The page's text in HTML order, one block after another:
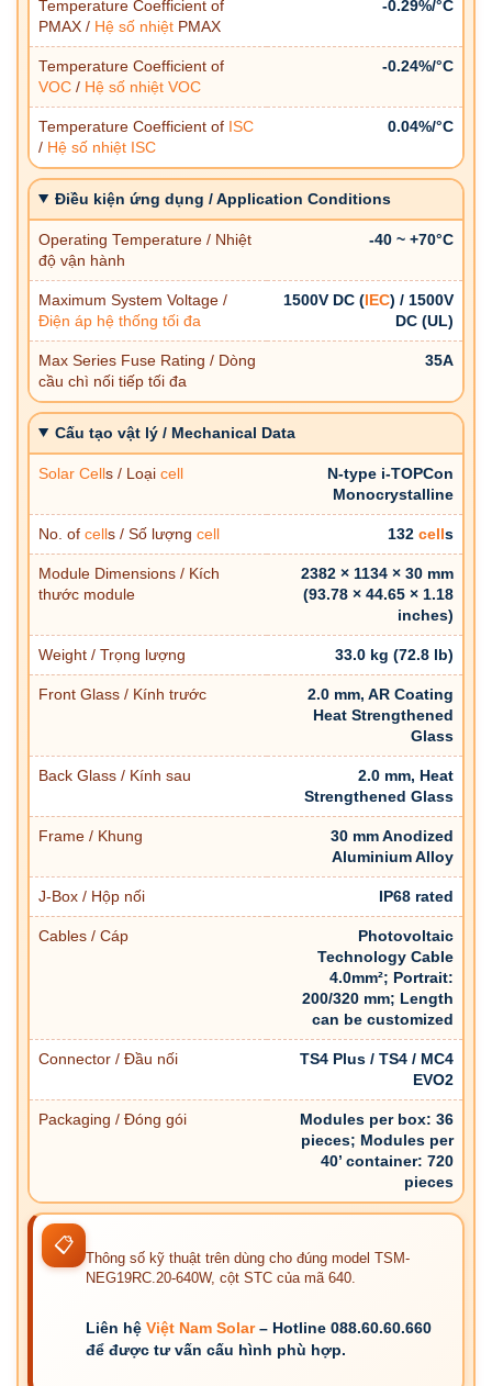
Temperature Coefficient of
PMAX / Hệ số nhiệt PMAX
-0.29%/°C
Temperature Coefficient of
VOC / Hệ số nhiệt VOC
-0.24%/°C
Temperature Coefficient of ISC
/ Hệ số nhiệt ISC
0.04%/°C
Điều kiện ứng dụng / Application Conditions
Operating Temperature / Nhiệt
độ vận hành
-40 ~ +70°C
Maximum System Voltage /
Điện áp hệ thống tối đa
1500V DC (IEC) / 1500V
DC (UL)
Max Series Fuse Rating / Dòng
cầu chì nối tiếp tối đa
35A
Cấu tạo vật lý / Mechanical Data
Solar Cells / Loại cell
N-type i-TOPCon
Monocrystalline
No. of cells / Số lượng cell 132 cells
Module Dimensions / Kích
thước module
2382 × 1134 × 30 mm
(93.78 × 44.65 × 1.18
inches)
Weight / Trọng lượng 33.0 kg (72.8 lb)
Front Glass / Kính trước
2.0 mm, AR Coating
Heat Strengthened
Glass
Back Glass / Kính sau
2.0 mm, Heat
Strengthened Glass
Frame / Khung
30 mm Anodized
Aluminium Alloy
J-Box / Hộp nối IP68 rated
Cables / Cáp
Photovoltaic
Technology Cable
4.0mm²; Portrait:
200/320 mm; Length
can be customized
Connector / Đầu nối
TS4 Plus / TS4 / MC4
EVO2
Packaging / Đóng gói
Modules per box: 36
pieces; Modules per
40’ container: 720
pieces
📋
Thông số kỹ thuật trên dùng cho đúng model TSM-
NEG19RC.20-640W, cột STC của mã 640.
Liên hệ Việt Nam Solar– Hotline 088.60.60.660
để được tư vấn cấu hình phù hợp.